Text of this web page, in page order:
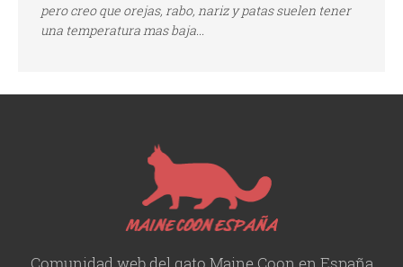
pero creo que orejas, rabo, nariz y patas suelen tener
una temperatura mas baja...